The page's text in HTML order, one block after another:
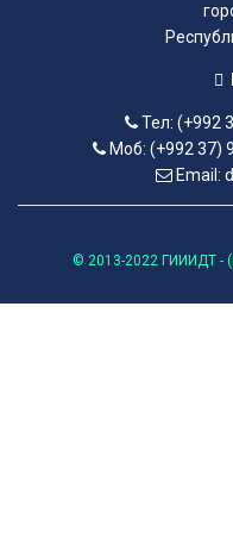
Тел: (+992
Моб: (+992 37)
Email:
© 2013-2022 ГИИИДТ -